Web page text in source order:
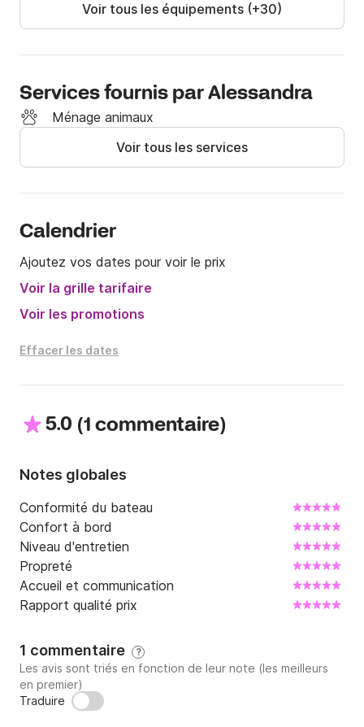
Voir tous les équipements (+30)
Services fournis par Alessandra
Ménage animaux
Voir tous les services
Calendrier
Ajoutez vos dates pour voir le prix
Voir la grille tarifaire
Voir les promotions
Effacer les dates
5.0 (1 commentaire)
Notes globales
Conformité du bateau
Confort à bord
Niveau d'entretien
Propreté
Accueil et communication
Rapport qualité prix
1 commentaire ?
Les avis sont triés en fonction de leur note (les meilleurs
en premier)
Traduire